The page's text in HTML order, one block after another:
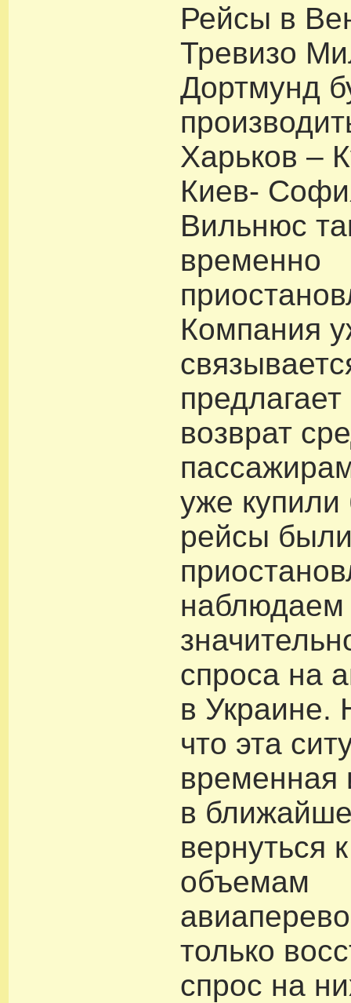
Рейсы в
Тревизо
Дортмунд
Харьков –
Киев-
Вильнюс
временно
Компания
возврат
уже
рейсы
наблюдаем
спроса на
в Украине.
что эта
в
вернуться
объемам
только
спрос на